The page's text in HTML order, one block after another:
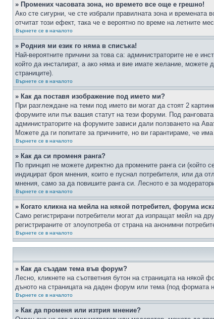
» Промених часовата зона, но времето все още е грешно!
Ако сте сигурни, че сте избрали правилната зона и времената
отчитат този ефект, така че е вероятно по време на летните
Върнете се в началото
» Родния ми език го няма в списъка!
Най-вероятните причини за това са: администраторите не е
който да инсталират, а ако няма и вие имате желание,
страниците).
Върнете се в началото
» Как да поставя изображение под името ми?
При разглеждане на теми под името ви могат да стоят 2
форумите или пък вашия статут на тези форуми. Под
администраторите на форумите зависи дали ползването на
Можете да ги попитате за причините, но ви гарантираме, че има
Върнете се в началото
» Как да си променя ранга?
По принцип не можете директно да промените ранга си
индицират броя мнения, които е пуснал потребителя, или да
мнения, само за да повишите ранга си. Лесното е за
Върнете се в началото
» Когато кликна на мейла на някой потребител, форума
Само регистрирани потребители могат да изпращат мейл на
регистрираните от злоупотреба от страна на анонимни
Върнете се в началото
» Как да създам тема във форум?
Лесно, кликнете на съответния бутон на страницата на
дъното на страницата на даден форум или тема (под формата
Върнете се в началото
» Как да променя или изтрия мнение?